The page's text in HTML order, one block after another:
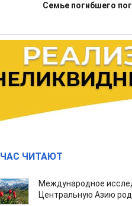
Семье погибшего
ЧИТАЮТ
Международное
Центральную Азию